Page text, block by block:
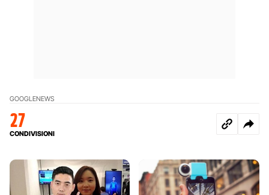
GOOGLENEWS
27
CONDIVISIONI